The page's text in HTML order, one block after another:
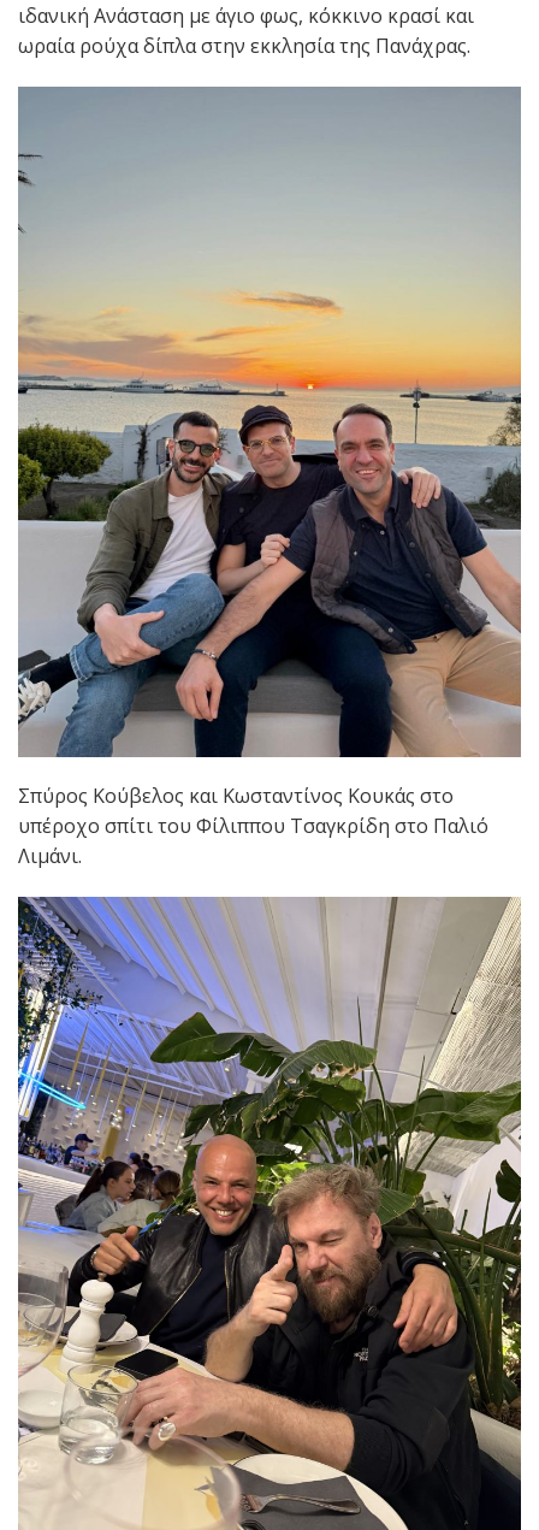
ιδανική Ανάσταση με άγιο φως, κόκκινο κρασί και
ωραία ρούχα δίπλα στην εκκλησία της Πανάχρας.
Σπύρος Κούβελος και Κωσταντίνος Κουκάς στο
υπέροχο σπίτι του Φίλιππου Τσαγκρίδη στο Παλιό
Λιμάνι.